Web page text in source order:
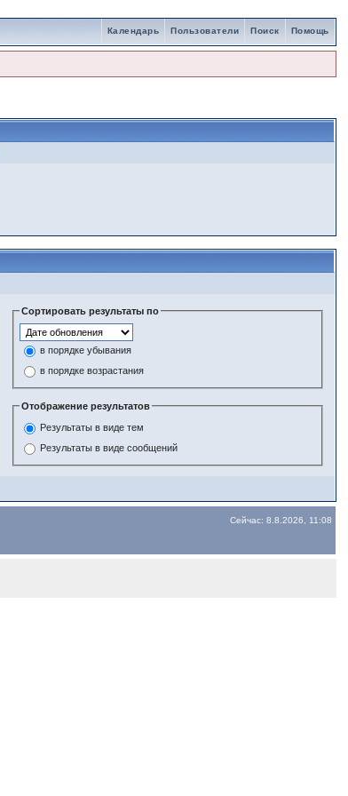
Помощь
Поиск
Пользователи
Календарь
Сортировать результаты по
в порядке убывания
в порядке возрастания
Отображение результатов
Результаты в виде тем
Результаты в виде сообщений
Сейчас: 8.8.2026, 11:08